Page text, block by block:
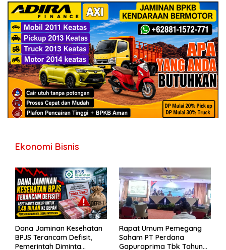
Ekonomi Bisnis
Dana Jaminan Kesehatan
BPJS Terancam Defisit,
Pemerintah Diminta
Rapat Umum Pemegang
Saham PT Perdana
Gapuraprima Tbk Tahun